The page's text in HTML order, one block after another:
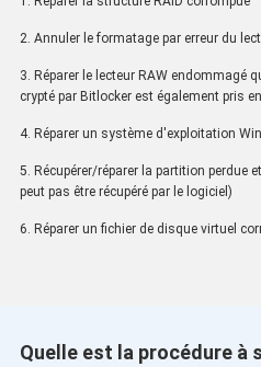
2. Annuler le formatage par erreur du
3. Réparer le lecteur RAW endommagé
crypté par Bitlocker est également pris
4. Réparer un système d'exploitation
5. Récupérer/réparer la partition perdue
peut pas être récupéré par le logiciel)
6. Réparer un fichier de disque virtuel
Quelle est la procédure à